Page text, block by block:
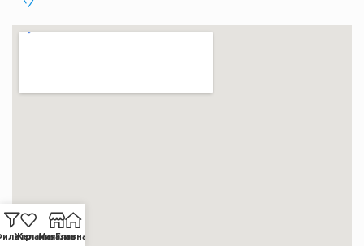
ЖеланияМагазин
Главная